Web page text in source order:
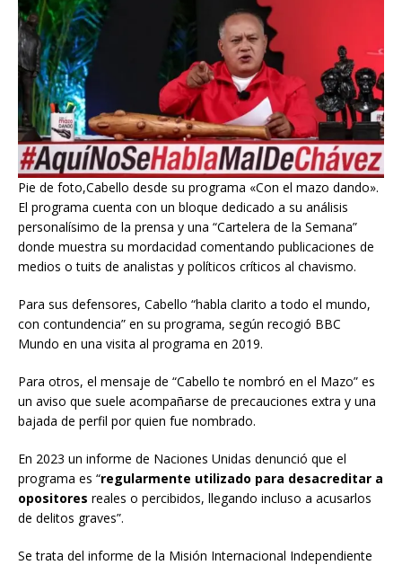
Pie de foto,Cabello desde su programa «Con el mazo dando».
El programa cuenta con un bloque dedicado a su análisis
personalísimo de la prensa y una “Cartelera de la Semana”
donde muestra su mordacidad comentando publicaciones de
medios o tuits de analistas y políticos críticos al chavismo.
Para sus defensores, Cabello “habla clarito a todo el mundo,
con contundencia” en su programa, según recogió BBC
Mundo en una visita al programa en 2019.
Para otros, el mensaje de “Cabello te nombró en el Mazo” es
un aviso que suele acompañarse de precauciones extra y una
bajada de perfil por quien fue nombrado.
En 2023 un informe de Naciones Unidas denunció que el
programa es “regularmente utilizado para desacreditar a
opositores reales o percibidos, llegando incluso a acusarlos
de delitos graves”.
Se trata del informe de la Misión Internacional Independiente